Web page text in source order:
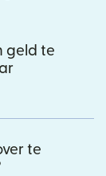
geld te
te